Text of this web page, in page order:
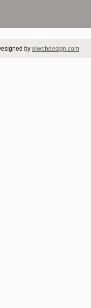
by olwebdesign.com